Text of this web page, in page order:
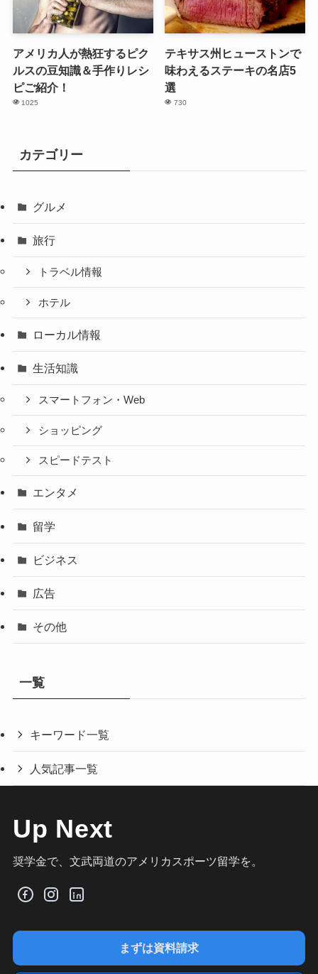
アメリカ人が熱狂するピク
ルスの豆知識＆手作りレシ
ピご紹介！
1025
テキサス州ヒューストンで
味わえるステーキの名店5
選
730
カテゴリー
グルメ
旅行
トラベル情報
ホテル
ローカル情報
生活知識
スマートフォン・Web
ショッピング
スピードテスト
エンタメ
留学
ビジネス
広告
その他
一覧
キーワード一覧
人気記事一覧
Up Next
奨学金で、文武両道のアメリカスポーツ留学を。
まずは資料請求